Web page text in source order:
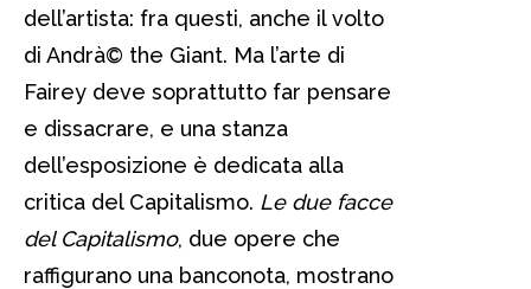
dell’artista: fra questi, anche il volto
di Andrà© the Giant. Ma l’arte di
Fairey deve soprattutto far pensare
e dissacrare, e una stanza
dell’esposizione è dedicata alla
critica del Capitalismo. Le due facce
del Capitalismo, due opere che
raffigurano una banconota, mostrano